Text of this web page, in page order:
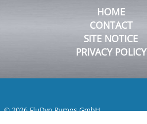
HOME
CONTACT
SITE NOTICE
PRIVACY POLICY
© 2026 FluDyn Pumps GmbH